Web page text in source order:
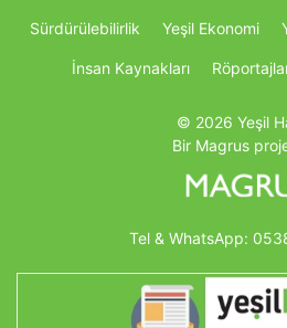
Sürdürülebilirlik Yeşil Ekonomi
İnsan Kaynakları
© 2026 Yeşil
Bir Magrus
Tel & WhatsApp: